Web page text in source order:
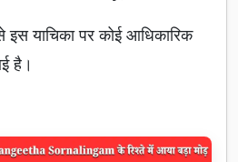
याचिका पर कोई आधिकारिक
है।